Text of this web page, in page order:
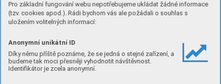
Pro základní fungování webu nepotřebujeme ukládat žádné informace
(tzv. cookies apod.). Rádi bychom vás ale požádali o souhlas s
uložením volitelných informací:
Anonymní unikátní ID
Díky němu příště poznáme, že se jedná o stejné zařízení, a
budeme tak moci přesněji vyhodnotit návštěvnost.
Identifikátor je zcela anonymní.
se zúčastnily soustředění v Domaníně, které sloužilo
k nabrání fyzické kondice, osvojení si nových herních
dovedností, a hlavně ke stmelení kolektivu. Vrcholem byl
zápas s krajským mužstvem Bystřice nad Pernštejnem, kdy
starší žáci uspěli a zvítězili 2:0. Mladším žákům chybělo
málo a také by slavili výhru.